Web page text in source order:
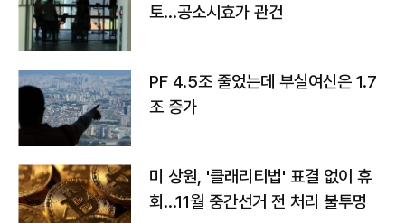
토…공소시효가 관건
PF 4.5조 줄었는데 부실여신은 1.7
조 증가
미 상원, '클래리티법' 표결 없이 휴
회…11월 중간선거 전 처리 불투명